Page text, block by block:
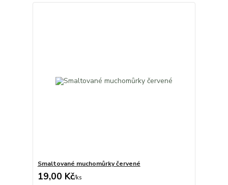
Smaltované muchomůrky červené
19,00 Kč/ks